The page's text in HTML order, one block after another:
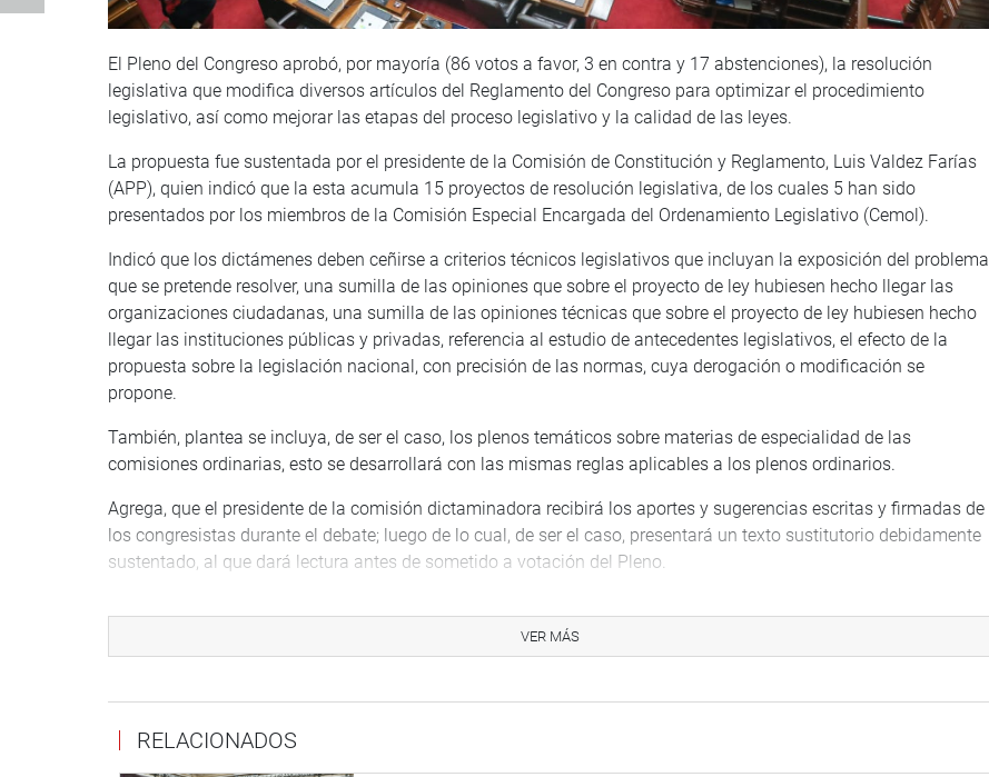
El Pleno del Congreso aprobó, por mayoría (86 votos a favor, 3 en contra y 17 abstenciones), la resolución
legislativa que modifica diversos artículos del Reglamento del Congreso para optimizar el procedimiento
legislativo, así como mejorar las etapas del proceso legislativo y la calidad de las leyes.
La propuesta fue sustentada por el presidente de la Comisión de Constitución y Reglamento, Luis Valdez Farías
(APP), quien indicó que la esta acumula 15 proyectos de resolución legislativa, de los cuales 5 han sido
presentados por los miembros de la Comisión Especial Encargada del Ordenamiento Legislativo (Cemol).
Indicó que los dictámenes deben ceñirse a criterios técnicos legislativos que incluyan la exposición del problema
que se pretende resolver, una sumilla de las opiniones que sobre el proyecto de ley hubiesen hecho llegar las
organizaciones ciudadanas, una sumilla de las opiniones técnicas que sobre el proyecto de ley hubiesen hecho
llegar las instituciones públicas y privadas, referencia al estudio de antecedentes legislativos, el efecto de la
propuesta sobre la legislación nacional, con precisión de las normas, cuya derogación o modificación se
propone.
También, plantea se incluya, de ser el caso, los plenos temáticos sobre materias de especialidad de las
comisiones ordinarias, esto se desarrollará con las mismas reglas aplicables a los plenos ordinarios.
Agrega, que el presidente de la comisión dictaminadora recibirá los aportes y sugerencias escritas y firmadas de
los congresistas durante el debate; luego de lo cual, de ser el caso, presentará un texto sustitutorio debidamente
sustentado, al que dará lectura antes de sometido a votación del Pleno.
consultas sobre la interpelación del presente Reglamento tienen carácter vinculante si el Pleno los aprueba con
más de la mitad del número legal de congresistas.
La propuesta establece, respecto a la función de la Junta de Portavoces de exonerar de los trámites de envío a
comisiones y prepublicación, que esta regla no se aplica a iniciativas de reforma constitucional ni a leyes
orgánicas ni a iniciativas sobre materia tributaria o presupuestal.
VER MÁS
RELACIONADOS